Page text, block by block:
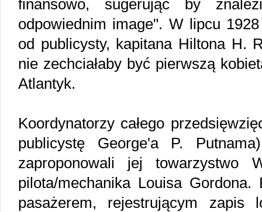
finansowo, sugerując by
odpowiednim image". W lipcu
od publicysty, kapitana Hiltona H.
nie zechciałaby być pierwszą
Atlantyk.
Koordynatorzy całego
publicystę George'a P.
zaproponowali jej towarzystwo
pilota/mechanika Louisa Gordona.
pasażerem, rejestrującym zapis